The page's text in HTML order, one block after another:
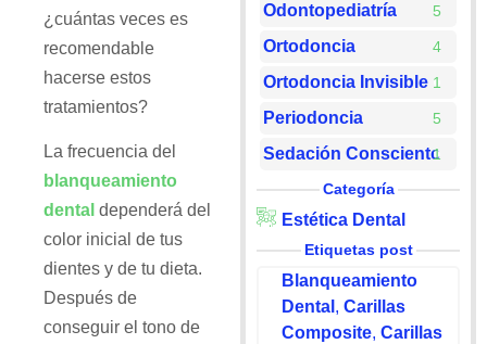
¿cuántas veces es
recomendable
hacerse estos
tratamientos?
La frecuencia del
blanqueamiento
dental dependerá del
color inicial de tus
dientes y de tu dieta.
Después de
conseguir el tono de
Odontopediatría 5
Ortodoncia 4
Ortodoncia Invisible 1
Periodoncia 5
Sedación Consciente
1
Categoría
Estética Dental
Etiquetas post
Blanqueamiento
Dental ,Carillas
Composite,Carillas